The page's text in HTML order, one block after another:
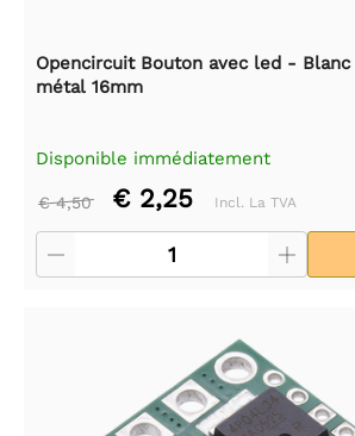
Opencircuit Bouton avec led -
métal 16mm
Disponible immédiatement
€ 4,50 € 2,25 Incl. La TVA